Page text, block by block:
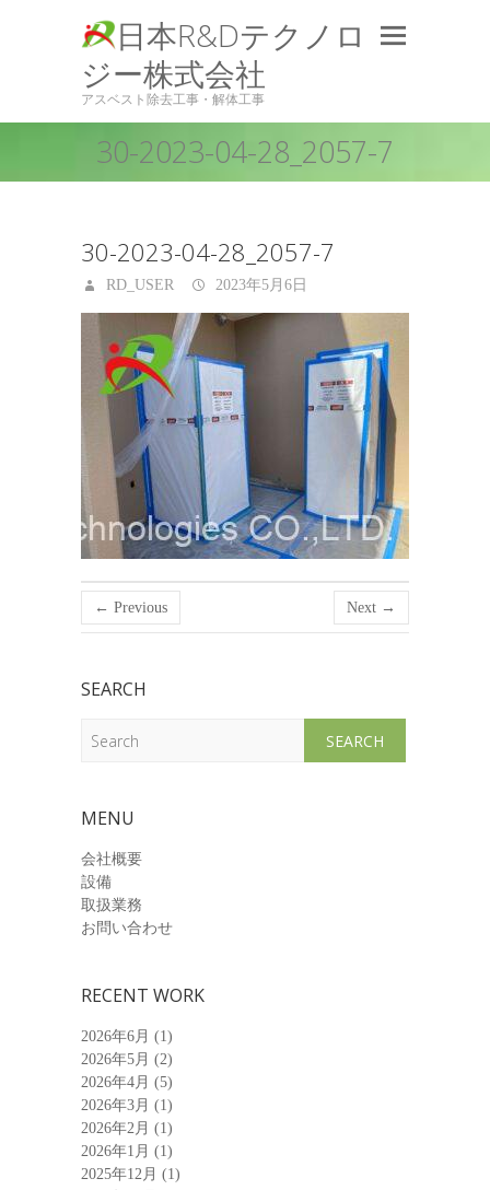
日本R&Dテクノロ
ジー株式会社
アスベスト除去工事・解体工事
30-2023-04-28_2057-7
30-2023-04-28_2057-7
RD_USER 2023年5月6日
← Previous Next →
SEARCH
MENU
会社概要
設備
取扱業務
お問い合わせ
RECENT WORK
2026年6月 (1)
2026年5月 (2)
2026年4月 (5)
2026年3月 (1)
2026年2月 (1)
2026年1月 (1)
2025年12月 (1)